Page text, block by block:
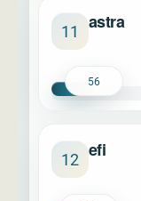
11 astra
56
12 efi